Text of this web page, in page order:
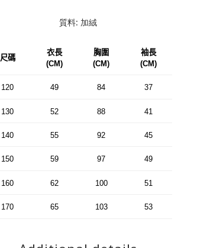
質料: 加絨
尺碼
衣長
(CM)
胸圍
(CM)
袖長
(CM)
120 49 84 37
130 52 88 41
140 55 92 45
150 59 97 49
160 62 100 51
170 65 103 53